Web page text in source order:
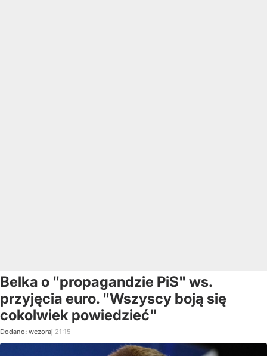
Belka o "propagandzie PiS" ws.
przyjęcia euro. "Wszyscy boją się
cokolwiek powiedzieć"
Dodano: wczoraj 21:15